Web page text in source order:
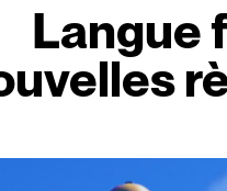
Langue